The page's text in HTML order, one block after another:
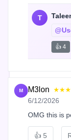
T
👍 4
M M3lon
6/12/2026
OMG this is
👍 5